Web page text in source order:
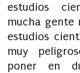
estudios
mucha gente
estudios
muy
poner en